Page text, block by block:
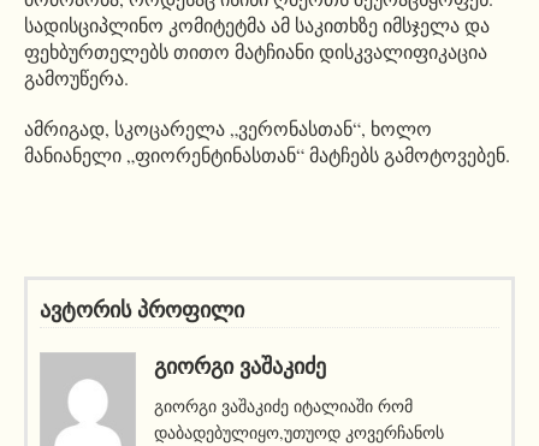
სადისციპლინო კომიტეტმა ამ საკითხზე იმსჯელა და
ფეხბურთელებს თითო მატჩიანი დისკვალიფიკაცია
გამოუწერა.
ამრიგად, სკოცარელა „ვერონასთან“, ხოლო
მანიანელი „ფიორენტინასთან“ მატჩებს გამოტოვებენ.
ავტორის პროფილი
ᲒᲘᲝᲠᲒᲘ ᲕᲐᲨᲐᲙᲘᲫᲔ
გიორგი ვაშაკიძე იტალიაში რომ
დაბადებულიყო,უთუოდ კოვერჩანოს